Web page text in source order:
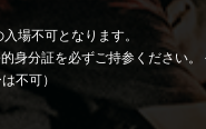
場不可となります。
身分証を必ずご持参ください
不可）